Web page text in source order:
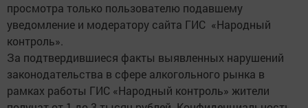
просмотра только пользователю подавшему
уведомление и модератору сайта ГИС «Народный
контроль».
За подтвердившиеся факты выявленных нарушений
законодательства в сфере алкогольного рынка в
рамках работы ГИС «Народный контроль» жители